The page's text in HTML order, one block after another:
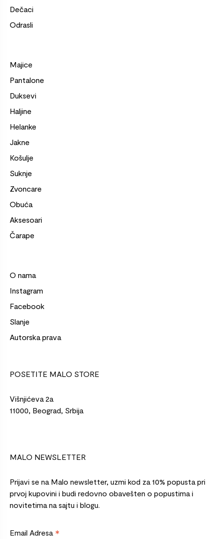
Dečaci
Odrasli
Majice
Pantalone
Duksevi
Haljine
Helanke
Jakne
Košulje
Suknje
Zvoncare
Obuća
Aksesoari
Čarape
O nama
Instagram
Facebook
Slanje
Autorska prava
POSETITE MALO STORE
Višnjićeva 2a
11000, Beograd, Srbija
MALO NEWSLETTER
Prijavi se na Malo newsletter, uzmi kod za 10% popusta pri
prvoj kupovini i budi redovno obavešten o popustima i
novitetima na sajtu i blogu.
Email Adresa *